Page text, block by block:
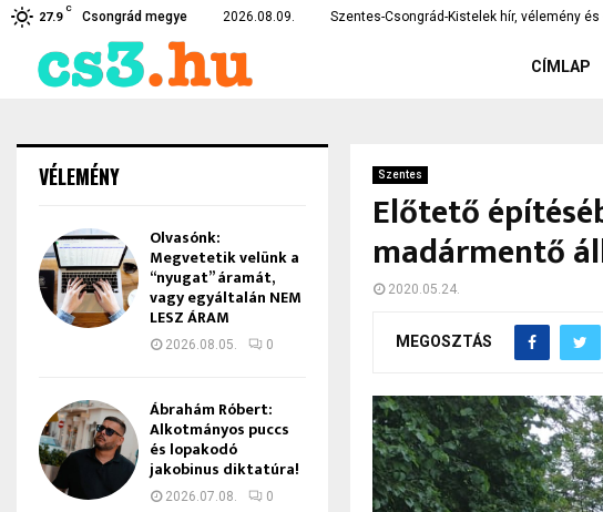
27.9
C
Csongrád megye 2026.08.09. Szentes-Csongrád-Kistelek hír, vélemény
ami… Teljesen kiborultak az emberek Baka
CÍMLAP
Szentes
Előtető
madármentő
2020.05.24.
MEGOSZTÁS
VÉLEMÉNY
Olvasónk:
Megvetetik velünk a
“nyugat” áramát,
vagy egyáltalán NEM
LESZ ÁRAM
2026.08.05. 0
Ábrahám Róbert:
Alkotmányos puccs
és lopakodó
jakobinus diktatúra!
2026.07.08. 0